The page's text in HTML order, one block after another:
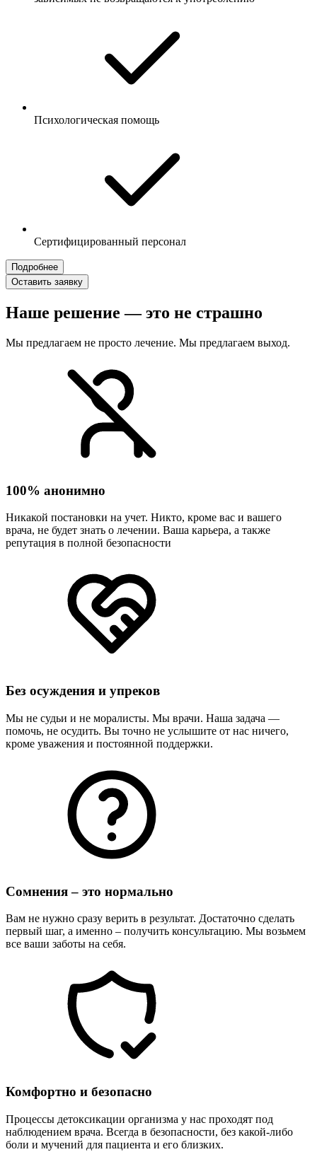
Психологическая помощь
Сертифицированный персонал
Подробнее
Оставить заявку
Наше решение — это не страшно
Мы предлагаем не просто лечение. Мы предлагаем выход.
100% анонимно
Никакой постановки на учет. Никто, кроме вас и вашего
врача, не будет знать о лечении. Ваша карьера, а также
репутация в полной безопасности
Без осуждения и упреков
Мы не судьи и не моралисты. Мы врачи. Наша задача —
помочь, не осудить. Вы точно не услышите от нас ничего,
кроме уважения и постоянной поддержки.
Сомнения – это нормально
Вам не нужно сразу верить в результат. Достаточно сделать
первый шаг, а именно – получить консультацию. Мы возьмем
все ваши заботы на себя.
Комфортно и безопасно
Процессы детоксикации организма у нас проходят под
наблюдением врача. Всегда в безопасности, без какой-либо
боли и мучений для пациента и его близких.